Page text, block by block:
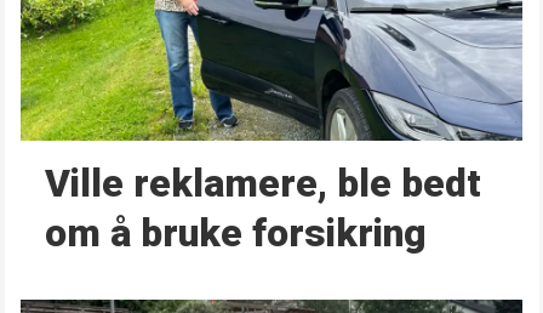
Ville reklamere, ble bedt
om å bruke forsikring